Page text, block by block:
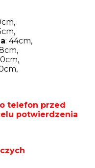
: 44cm,
telefon przed
potwierdzenia